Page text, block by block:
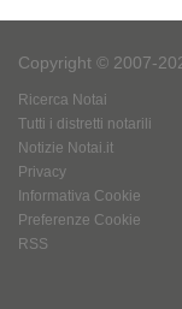
Copyright © 2007-
Ricerca Notai
Tutti i distretti notarili
Notizie Notai.it
Privacy
Informativa Cookie
Preferenze Cookie
RSS